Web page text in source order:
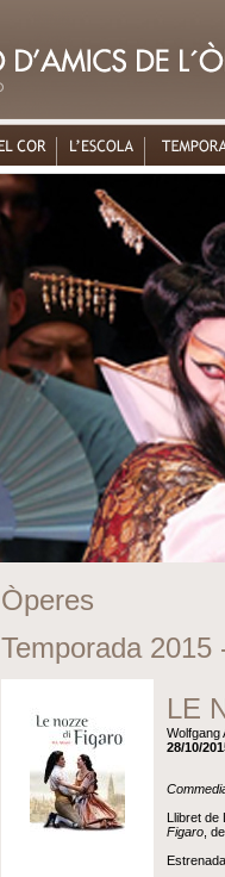
Òperes
Temporada 2015
LE
Wolfgang
28/10/
Llibret de
Figaro,